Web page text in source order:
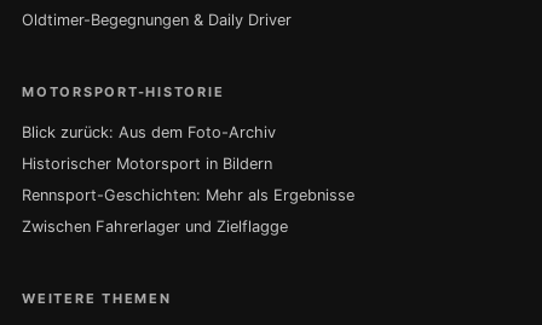
Oldtimer-Begegnungen & Daily Driver
MOTORSPORT-HISTORIE
Blick zurück: Aus dem Foto-Archiv
Historischer Motorsport in Bildern
Rennsport-Geschichten: Mehr als Ergebnisse
Zwischen Fahrerlager und Zielflagge
WEITERE THEMEN